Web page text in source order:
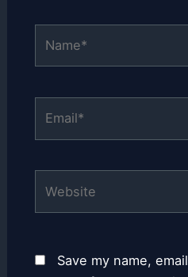
Save my name,